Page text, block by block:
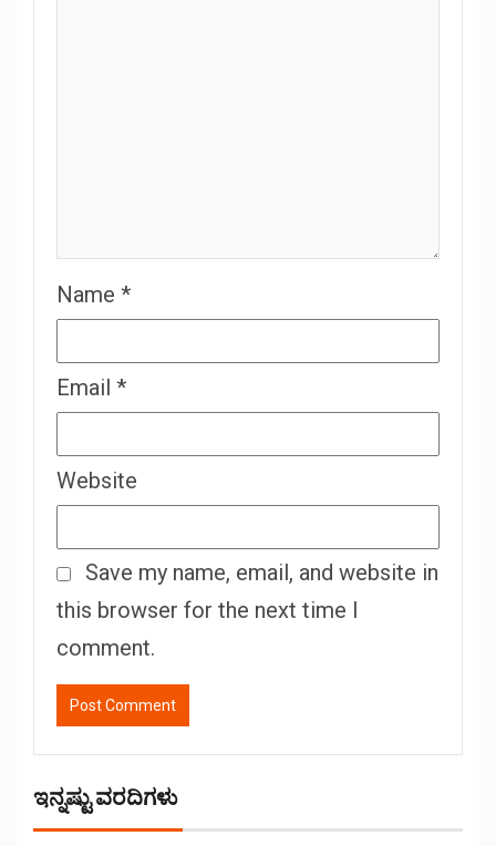
Name *
Email *
Website
Save my name, email, and website in
this browser for the next time I
comment.
ಇನ್ನಷ್ಟು ವರದಿಗಳು